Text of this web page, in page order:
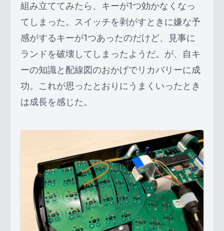
組み立ててみたら、キーが1つ効かなくなっ
てしまった。スイッチを剥がすときに嫌な予
感がするキーが1つあったのだけど、見事に
ランドを破壊してしまったようだ。が、自キ
ーの知識と配線図のおかげでリカバリーに成
功。これが思ったとおりにうまくいったとき
は成長を感じた。